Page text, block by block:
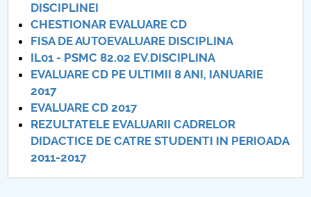
Facultăți
Studenți
Ghiduri pentru STUDENȚI
Relații Publice
Relații Internaționale
PNRR
DISCIPLINEI
CHESTIONAR EVALUARE CD
FISA DE AUTOEVALUARE DISCIPLINA
IL01 - PSMC 82.02 EV.DISCIPLINA
EVALUARE CD PE ULTIMII 8 ANI, IANUARIE
2017
EVALUARE CD 2017
REZULTATELE EVALUARII CADRELOR
DIDACTICE DE CATRE STUDENTI IN PERIOADA
2011-2017